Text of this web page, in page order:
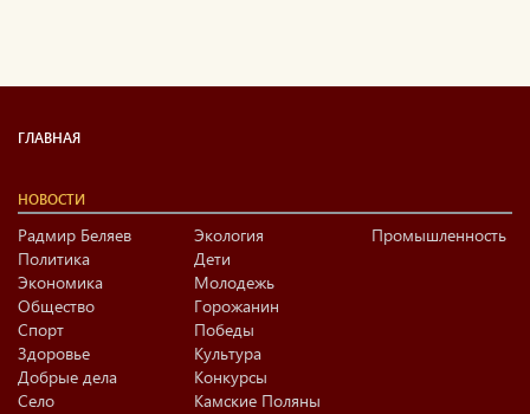
ГЛАВНАЯ
НОВОСТИ
Радмир Беляев
Политика
Экономика
Общество
Спорт
Здоровье
Добрые дела
Село
Экология
Дети
Молодежь
Горожанин
Победы
Культура
Конкурсы
Камские Поляны
Промышленность